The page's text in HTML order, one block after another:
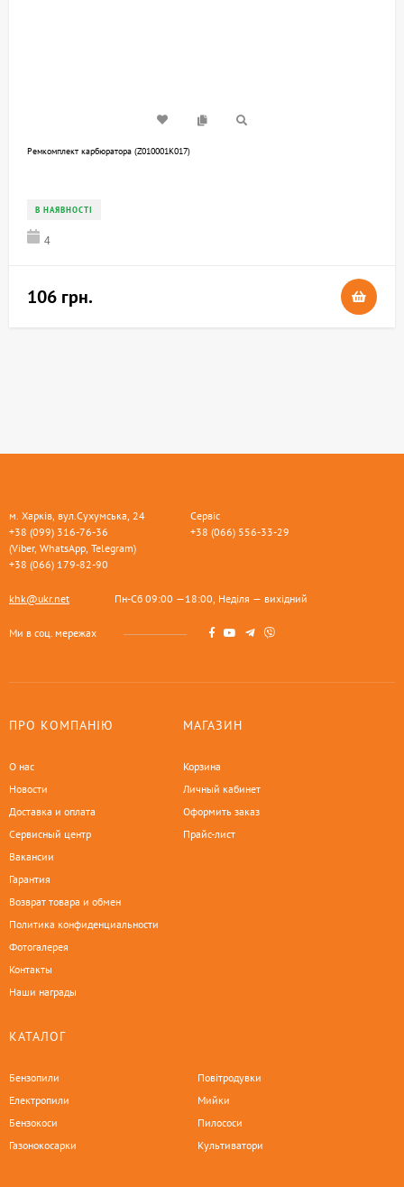
Ремкомплект карбюратора (Z010001K017)
В НАЯВНОСТІ
4
106 грн.
м. Харків, вул.Сухумська, 24
+38 (099) 316-76-36
(Viber, WhatsApp, Telegram)
+38 (066) 179-82-90
Сервіс
+38 (066) 556-33-29
khk@ukr.net Пн-Сб 09:00 —18:00, Неділя — вихідний
Ми в соц. мережах
ПРО КОМПАНІЮ
О нас
Новости
Доставка и оплата
Сервисный центр
Вакансии
Гарантия
Возврат товара и обмен
Политика конфиденциальности
Фотогалерея
Контакты
Наши награды
МАГАЗИН
Корзина
Личный кабинет
Оформить заказ
Прайс-лист
КАТАЛОГ
Бензопили
Електропили
Бензокоси
Газонокосарки
Повітродувки
Мийки
Пилососи
Культиватори